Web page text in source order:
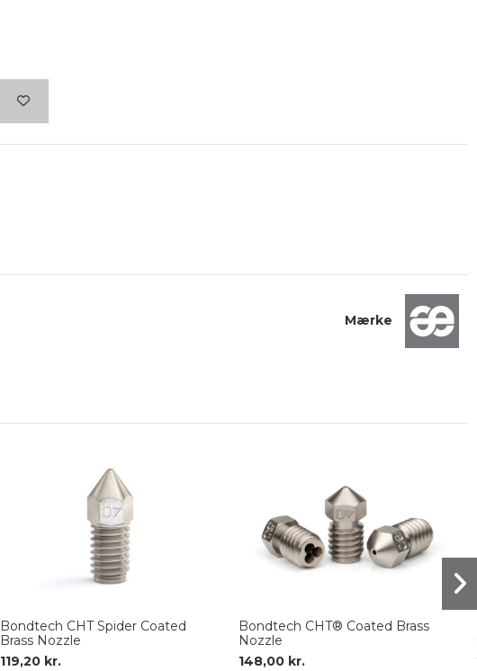
Mærke
Bondtech CHT Spider Coated
Brass Nozzle
119,20 kr.
Bondtech CHT® Coated Brass
Nozzle
148,00 kr.